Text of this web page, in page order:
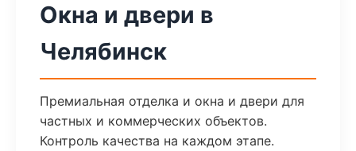
Окна и двери в
Челябинск
Премиальная отделка и окна и двери для
частных и коммерческих объектов.
Контроль качества на каждом этапе.